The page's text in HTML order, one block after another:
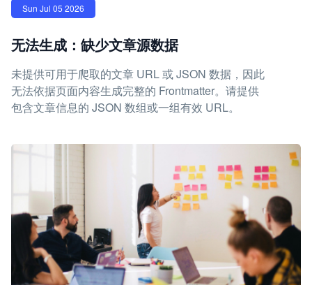
Sun Jul 05 2026
无法生成：缺少文章源数据
未提供可用于爬取的文章 URL 或 JSON 数据，因此
无法依据页面内容生成完整的 Frontmatter。请提供
包含文章信息的 JSON 数组或一组有效 URL。